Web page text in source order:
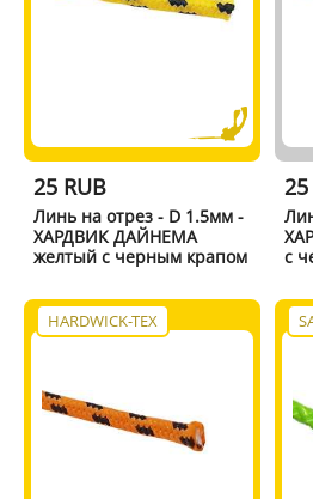
25 RUB
Линь на отрез - D 1.5мм -
ХАРДВИК ДАЙНЕМА
желтый с черным крапом
с
HARDWICK-TEX